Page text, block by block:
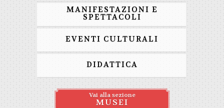
MANIFESTAZIONI E
SPETTACOLI
EVENTI CULTURALI
DIDATTICA
Vai alla sezione
MUSEI